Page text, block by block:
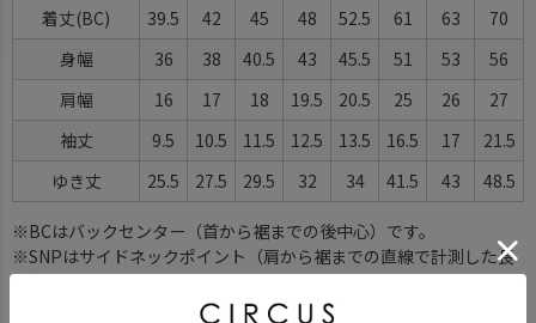
着丈(BC) 39.5 42 45 48 52.5 61 63
70
身幅
36 38 40.5 43 45.5 51 53
56
肩幅
16 17 18 19.5 20.5 25 26
27
袖丈
9.5 10.5 11.5 12.5 13.5 16.5 17
21.5
ゆき丈
25.5 27.5 29.5 32 34 41.5 43 48.5
※BCはバックセンター（首から裾までの後中心）です。
※SNPはサイドネックポイント（肩から裾までの直線で計測した長
さ）です。